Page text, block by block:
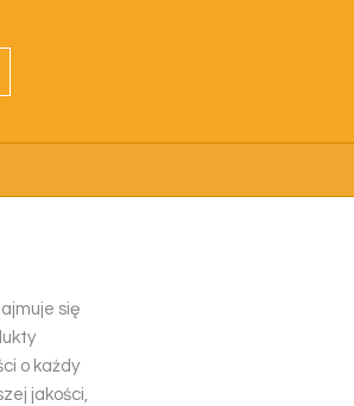
k
a
się
o każdy
jakości,